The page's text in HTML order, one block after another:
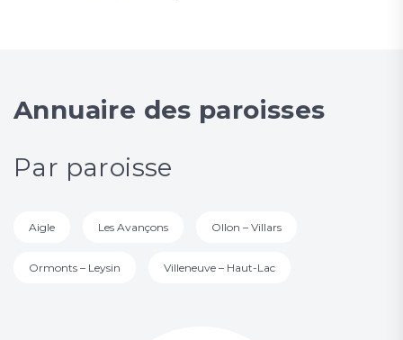
Annuaire des paroisses
Par paroisse
Aigle Les Avançons Ollon – Villars
Ormonts – Leysin Villeneuve – Haut-Lac